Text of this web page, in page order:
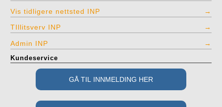
Vis tidligere nettsted INP
TIllitsverv INP
Admin INP
Kundeservice